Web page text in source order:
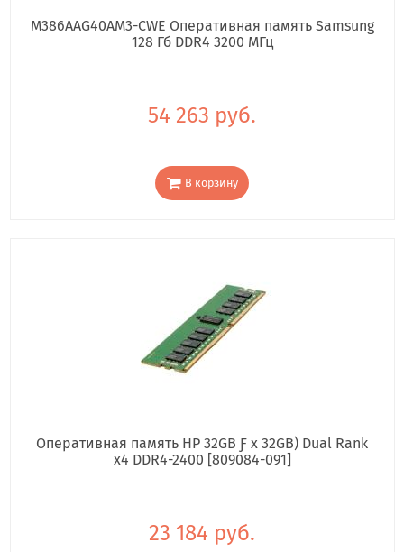
M386AAG40AM3-CWE Оперативная память Samsung
128 Гб DDR4 3200 МГц
54 263 руб.
В корзину
Оперативная память HP 32GB Ƒ x 32GB) Dual Rank
x4 DDR4-2400 [809084-091]
23 184 руб.